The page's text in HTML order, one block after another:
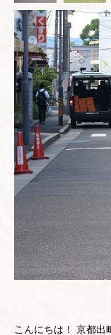
こんにちは！ 京都出